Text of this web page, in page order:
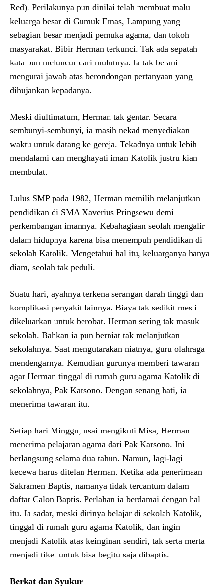
Red). Perilakunya pun dinilai telah membuat malu
keluarga besar di Gumuk Emas, Lampung yang
sebagian besar menjadi pemuka agama, dan tokoh
masyarakat. Bibir Herman terkunci. Tak ada sepatah
kata pun meluncur dari mulutnya. Ia tak berani
mengurai jawab atas berondongan pertanyaan yang
dihujankan kepadanya.
Meski diultimatum, Herman tak gentar. Secara
sembunyi-sembunyi, ia masih nekad menyediakan
waktu untuk datang ke gereja. Tekadnya untuk lebih
mendalami dan menghayati iman Katolik justru kian
membulat.
Lulus SMP pada 1982, Herman memilih melanjutkan
pendidikan di SMA Xaverius Pringsewu demi
perkembangan imannya. Kebahagiaan seolah mengalir
dalam hidupnya karena bisa menempuh pendidikan di
sekolah Katolik. Mengetahui hal itu, keluarganya hanya
diam, seolah tak peduli.
Suatu hari, ayahnya terkena serangan darah tinggi dan
komplikasi penyakit lainnya. Biaya tak sedikit mesti
dikeluarkan untuk berobat. Herman sering tak masuk
sekolah. Bahkan ia pun berniat tak melanjutkan
sekolahnya. Saat mengutarakan niatnya, guru olahraga
mendengarnya. Kemudian gurunya memberi tawaran
agar Herman tinggal di rumah guru agama Katolik di
sekolahnya, Pak Karsono. Dengan senang hati, ia
menerima tawaran itu.
Setiap hari Minggu, usai mengikuti Misa, Herman
menerima pelajaran agama dari Pak Karsono. Ini
berlangsung selama dua tahun. Namun, lagi-lagi
kecewa harus ditelan Herman. Ketika ada penerimaan
Sakramen Baptis, namanya tidak tercantum dalam
daftar Calon Baptis. Perlahan ia berdamai dengan hal
itu. Ia sadar, meski dirinya belajar di sekolah Katolik,
tinggal di rumah guru agama Katolik, dan ingin
menjadi Katolik atas keinginan sendiri, tak serta merta
menjadi tiket untuk bisa begitu saja dibaptis.
Berkat dan Syukur